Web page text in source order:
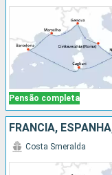
Pensão completa
FRANCIA,
Costa Smeralda